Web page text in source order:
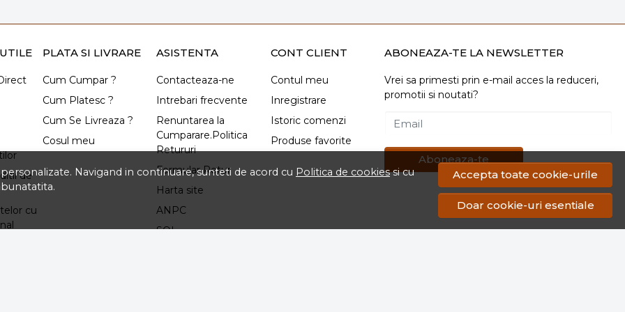
Navigand in continuare, sunteti de acord cu Politica de cookiessi cu
Accepta toate cookie-urile
Doar cookie-uri esentiale
de
cu
PLATA SI LIVRARE
Cum Cumpar ?
Cum Platesc ?
Cum Se Livreaza ?
Cosul meu
ASISTENTA
Contacteaza-ne
Intrebari frecvente
Renuntarea la
Cumparare.Politica
Retururi
Formular Retur
Harta site
ANPC
SOL
CONT CLIENT
Contul meu
Inregistrare
Istoric comenzi
Produse favorite
ABONEAZA-TE LA NEWSLETTER
Vrei sa primesti prin e-mail acces la reduceri,
promotii si noutati?
Email
Aboneaza-te